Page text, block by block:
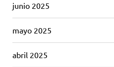
junio 2025
mayo 2025
abril 2025